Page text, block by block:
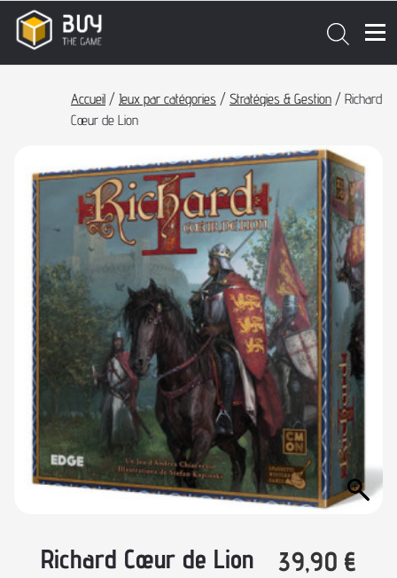
Accueil / Jeux par catégories / Stratégies & Gestion / Richard
Cœur de Lion
Richard Cœur de Lion 39,90 €